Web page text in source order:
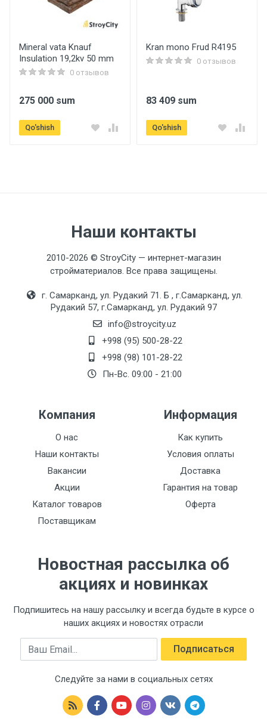
Страна производитель
Dush tizimlari
bor
Shlang
Texnik xususiyatlari
Aerator
F72-1 M24 - tashqi rezba
Rang
Seramika patronlari
F51-3 (35mm)
H03
Mineral vata Knauf
Insulation 19,2kv 50 mm
0 отзывов
275 000 sum
Qo'shish
Kran mono Frud R4195
0 отзывов
83 409 sum
Qo'shish
Наши контакты
2010-2026 © StroyCity — интернет-магазин
стройматериалов. Все права защищены.
г. Самарканд, ул. Рудакий 71. Б , г.Самарканд, ул.
Рудакий 57, г.Самарканд, ул. Рудакий 97
info@stroycity.uz
+998 (95) 500-28-22
+998 (98) 101-28-22
Пн-Вс. 09:00 - 21:00
Компания
О нас
Наши контакты
Вакансии
Акции
Каталог товаров
Поставщикам
Информация
Как купить
Условия оплаты
Доставка
Гарантия на товар
Оферта
Новостная рассылка об
акциях и новинках
Подпишитесь на нашу рассылку и всегда будьте в курсе о
наших акциях и новостях отрасли
Email Подписаться
Следуйте за нами в социальных сетях